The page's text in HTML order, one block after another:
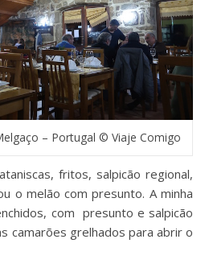
– Portugal © Viaje Comigo
fritos, salpicão regional,
o melão com presunto. A minha
com presunto e salpicão
camarões grelhados para abrir o